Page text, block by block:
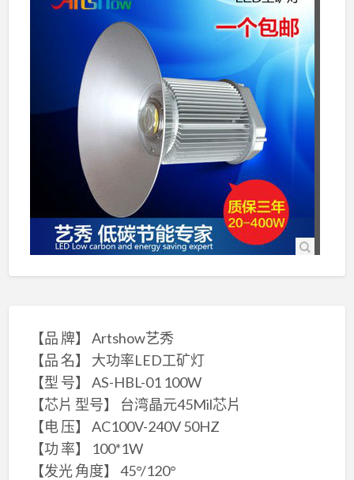
【品 牌】 Artshow艺秀
【品 名】 大功率LED工矿灯
【型 号】 AS-HBL-01 100W
【芯片 型号】 台湾晶元45Mil芯片
【电 压】 AC100V-240V 50HZ
【功 率】 100*1W
【发光 角度】 45°/120°